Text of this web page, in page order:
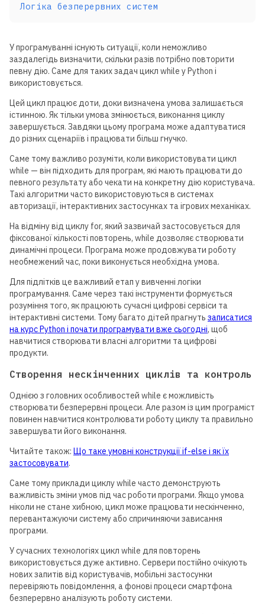
Логіка безперервних систем
У програмуванні існують ситуації, коли неможливо
заздалегідь визначити, скільки разів потрібно повторити
певну дію. Саме для таких задач цикл while у Python і
використовується.
Цей цикл працює доти, доки визначена умова залишається
істинною. Як тільки умова змінюється, виконання циклу
завершується. Завдяки цьому програма може адаптуватися
до різних сценаріїв і працювати більш гнучко.
Саме тому важливо розуміти, коли використовувати цикл
while — він підходить для програм, які мають працювати до
певного результату або чекати на конкретну дію користувача.
Такі алгоритми часто використовуються в системах
авторизації, інтерактивних застосунках та ігрових механіках.
На відміну від циклу for, який зазвичай застосовується для
фіксованої кількості повторень, while дозволяє створювати
динамічні процеси. Програма може продовжувати роботу
необмежений час, поки виконується необхідна умова.
Для підлітків це важливий етап у вивченні логіки
програмування. Саме через такі інструменти формується
розуміння того, як працюють сучасні цифрові сервіси та
інтерактивні системи. Тому багато дітей прагнуть записатися
на курс Python і почати програмувати вже сьогодні, щоб
навчитися створювати власні алгоритми та цифрові
продукти.
Створення нескінченних циклів та контроль
Однією з головних особливостей while є можливість
створювати безперервні процеси. Але разом із цим програміст
повинен навчитися контролювати роботу циклу та правильно
завершувати його виконання.
Читайте також: Що таке умовні конструкції if-else і як їх
застосовувати.
Саме тому приклади циклу while часто демонструють
важливість зміни умов під час роботи програми. Якщо умова
ніколи не стане хибною, цикл може працювати нескінченно,
перевантажуючи систему або спричиняючи зависання
програми.
У сучасних технологіях цикл while для повторень
використовується дуже активно. Сервери постійно очікують
нових запитів від користувачів, мобільні застосунки
перевіряють повідомлення, а фонові процеси смартфона
безперервно аналізують роботу системи.